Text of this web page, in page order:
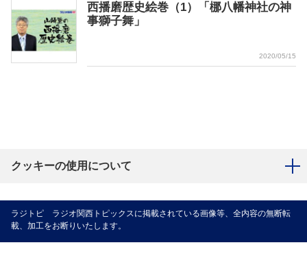
西播磨歴史絵巻（1）「梛八幡神社の神
事獅子舞」
2020/05/15
クッキーの使用について
ラジトピ ラジオ関西トピックスに掲載されている画像等、全内容の無断転
載、加工をお断りいたします。